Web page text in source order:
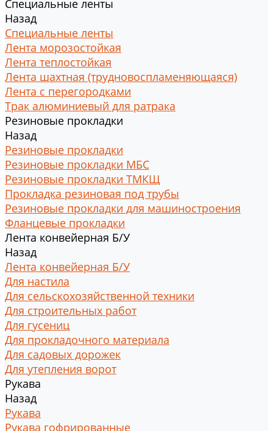
Специальные ленты
Назад
Специальные ленты
Лента морозостойкая
Лента теплостойкая
Лента шахтная (трудновоспламеняющаяся)
Лента с перегородками
Трак алюминиевый для ратрака
Резиновые прокладки
Назад
Резиновые прокладки
Резиновые прокладки МБС
Резиновые прокладки ТМКЩ
Прокладка резиновая под трубы
Резиновые прокладки для машиностроения
Фланцевые прокладки
Лента конвейерная Б/У
Назад
Лента конвейерная Б/У
Для настила
Для сельскохозяйственной техники
Для строительных работ
Для гусениц
Для прокладочного материала
Для садовых дорожек
Для утепления ворот
Рукава
Назад
Рукава
Рукава гофрированные